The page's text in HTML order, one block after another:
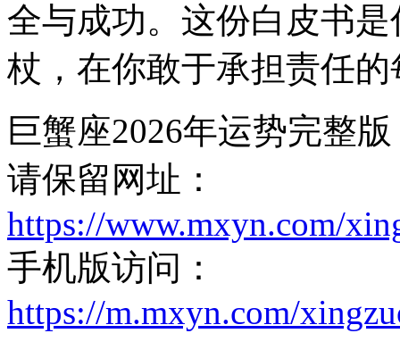
全与成功。这份白皮书
杖，在你敢于承担责任
巨蟹座2026年运势完整
请保留网址：
https://www.mxyn.com/
手机版访问：
https://m.mxyn.com/